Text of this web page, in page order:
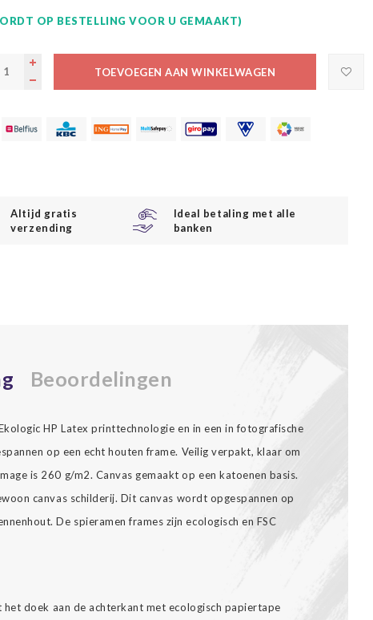
OP BESTELLING VOOR U GEMAAKT)
TOEVOEGEN AAN WINKELWAGEN
Altijd gratis
verzending
Ideal betaling met alle
banken
Beoordelingen
HP Latex printtechnologie en in een in fotografische
op een echt houten frame. Veilig verpakt, klaar om
is 260 g/m2. Canvas gemaakt op een katoenen basis.
canvas schilderij. Dit canvas wordt opgespannen op
De spieramen frames zijn ecologisch en FSC
doek aan de achterkant met ecologisch papiertape